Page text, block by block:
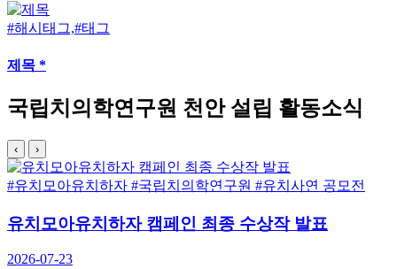
#해시태그,#태그
제목 *
국립치의학연구원 천안 설립 활동소식
‹ ›
치모아유치하자#국립치의학연구원#유치사연 공모전
모아유치하자 캠페인 최종 수상작 발표
07-23